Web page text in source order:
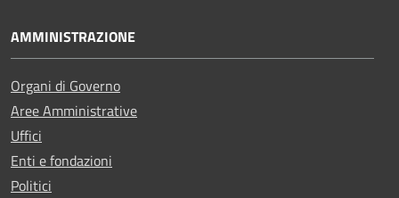
AMMINISTRAZIONE
Organi di Governo
Aree Amministrative
Uffici
Enti e fondazioni
Politici